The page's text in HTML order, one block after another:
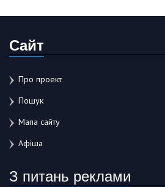
Сайт
Про проект
Пошук
Мапа сайту
Афіша
З питань реклами